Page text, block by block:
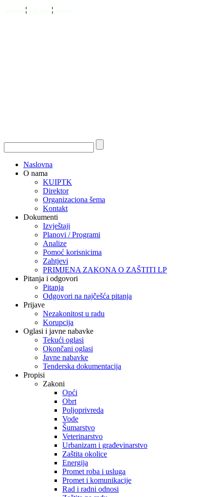
¦ ¦
Naslovna
O nama
KUIPTK
Direktor
Organizaciona šema
Kontakt
Dokumenti
Izvještaji
Planovi / Programi
Analize
Pomoć korisnicima
Zahtjevi
PRIMJENA ZAKONA O ZAŠTITI LP
Pitanja i odgovori
Pitanja
Odgovori na najčešća pitanja
Prijave
Nezakonitost u radu
Korupcija
Oglasi i javne nabavke
Tekući oglasi
Okončani oglasi
Javne nabavke
Tenderska dokumentacija
Propisi
Zakoni
Opći
Obrt
Poljoprivreda
Vode
Šumarstvo
Veterinarstvo
Urbanizam i građevinarstvo
Zaštita okolice
Energija
Promet roba i usluga
Promet i komunikacije
Rad i radni odnosi